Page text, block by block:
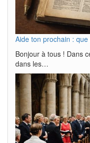
Aide ton prochain :
Bonjour à tous ! Dans
dans les…